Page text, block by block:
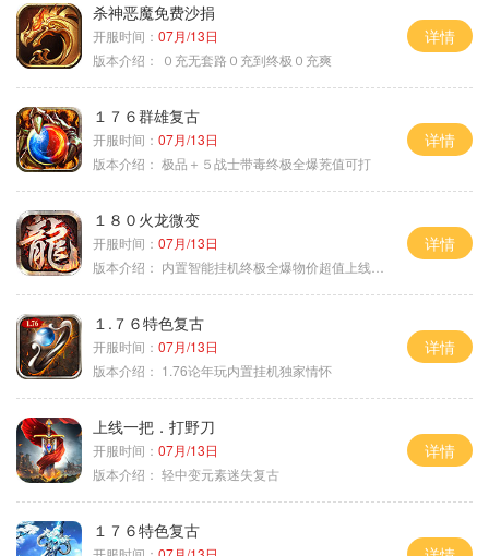
杀神恶魔免费沙捐
开服时间： 07月/13日
版本介绍：
０充无套路０充到终极０充爽
详情
１７６群雄复古
开服时间： 07月/13日
版本介绍： 极品＋５战士带毒终极全爆茺值可打
详情
１８０火龙微变
开服时间： 07月/13日
版本介绍： 内置智能挂机终极全爆物价超值上线送神器
详情
１.７６特色复古
开服时间： 07月/13日
版本介绍： 1.76论年玩内置挂机独家情怀
详情
上线一把．打野刀
开服时间： 07月/13日
版本介绍： 轻中变元素迷失复古
详情
１７６特色复古